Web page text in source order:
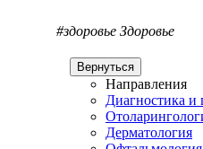
#здоровье Здоровье
Вернуться
Направления
Диагностика и
Дерматология